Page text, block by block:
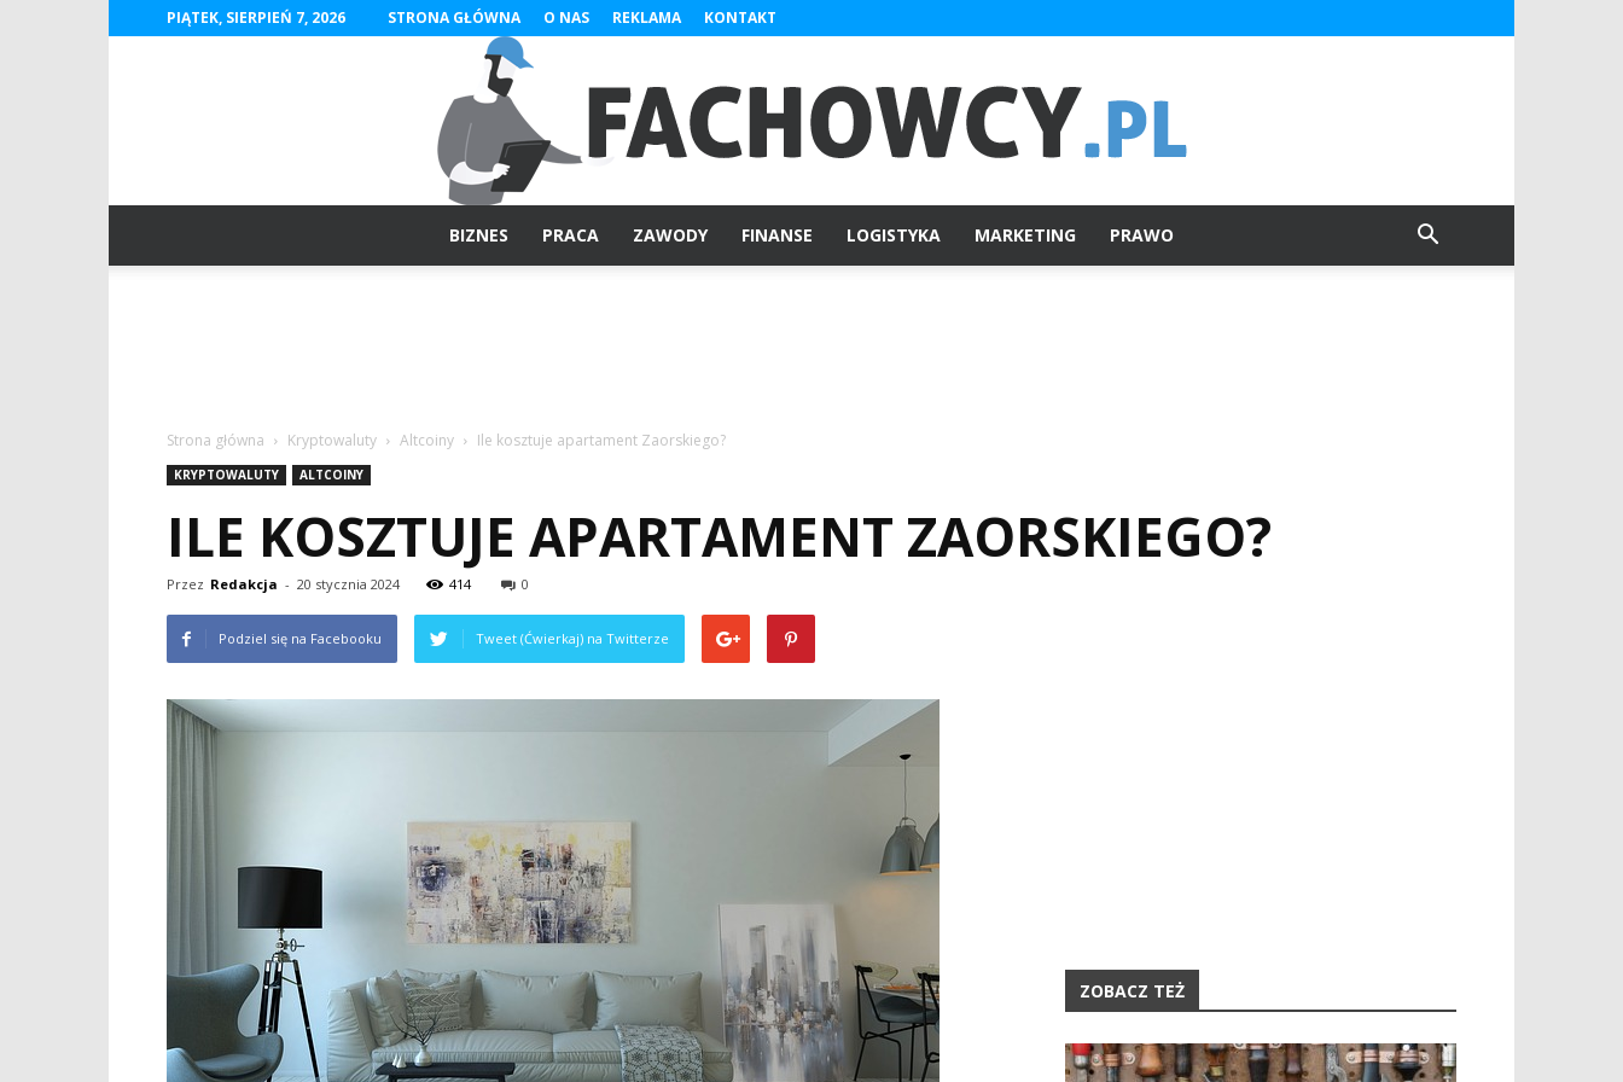
PIĄTEK, SIERPIEŃ 7, 2026 STRONA GŁÓWNA O NAS REKLAMA KONTAKT
BIZNES PRACA ZAWODY FINANSE LOGISTYKA MARKETING PRAWO
Strona główna Kryptowaluty Altcoiny Ile kosztuje apartament Zaorskiego?
KRYPTOWALUTY ALTCOINY
ILE KOSZTUJE APARTAMENT ZAORSKIEGO?
Przez Redakcja - 20 stycznia 2024 414 0
Podziel się na Facebooku Tweet (Ćwierkaj) na Twitterze
ZOBACZ TEŻ